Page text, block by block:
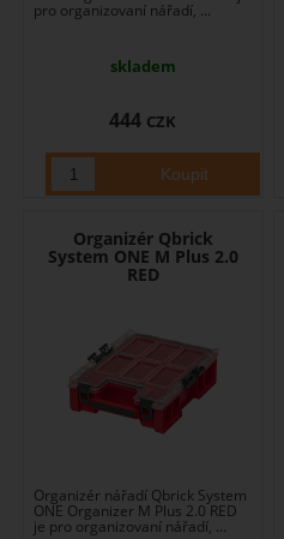
pro organizovaní nářadí, ...
skladem
444 CZK
Organizér Qbrick
System ONE M Plus 2.0
RED
Organizér nářadí Qbrick System
ONE Organizer M Plus 2.0 RED
je pro organizovaní nářadí, ...